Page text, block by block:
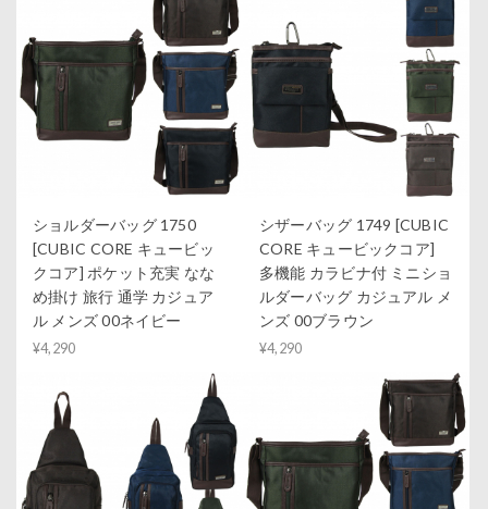
ショルダーバッグ 1750
[CUBIC CORE キュービッ
クコア] ポケット充実 なな
め掛け 旅行 通学 カジュア
ル メンズ 00ネイビー
¥4,290
シザーバッグ 1749 [CUBIC
CORE キュービックコア]
多機能 カラビナ付 ミニショ
ルダーバッグ カジュアル メ
ンズ 00ブラウン
¥4,290